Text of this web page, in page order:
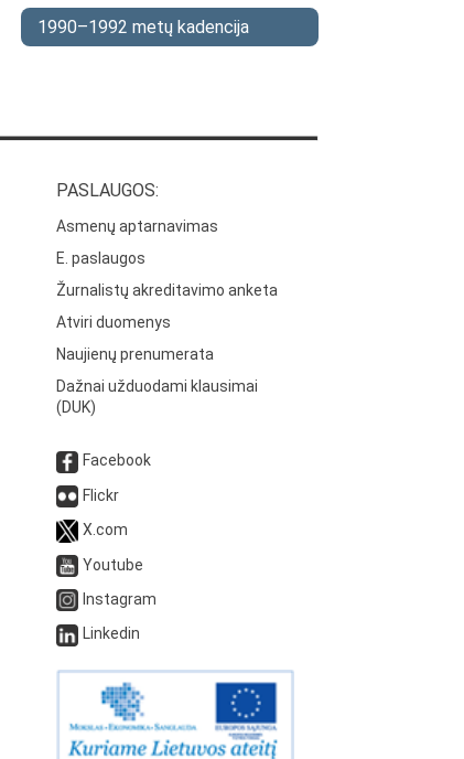
1990–1992 metų kadencija
PASLAUGOS:
Asmenų aptarnavimas
E. paslaugos
Žurnalistų akreditavimo anketa
Atviri duomenys
Naujienų prenumerata
Dažnai užduodami klausimai
(DUK)
Facebook
Flickr
X.com
Youtube
Instagram
Linkedin